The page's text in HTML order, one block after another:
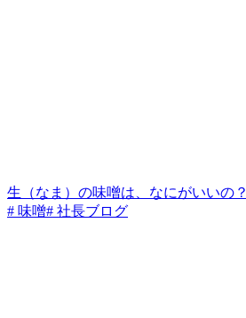
生（なま）の味噌は、なにがいいの？
# 味噌# 社長ブログ